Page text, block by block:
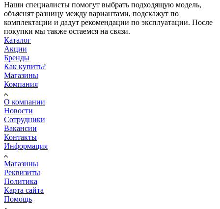
Наши специалисты помогут выбрать подходящую модель,
объяснят разницу между вариантами, подскажут по
комплектации и дадут рекомендации по эксплуатации. После
покупки мы также остаемся на связи.
Каталог
Акции
Бренды
Как купить?
Магазины
Компания
О компании
Новости
Сотрудники
Вакансии
Контакты
Информация
Магазины
Реквизиты
Политика
Карта сайта
Помощь